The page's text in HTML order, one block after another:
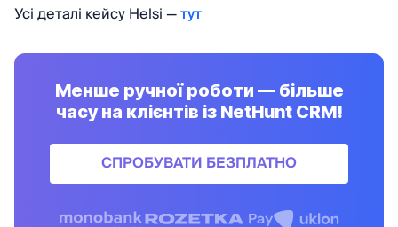
Усі деталі кейсу Helsi —тут
Менше ручної роботи — більше
часу на клієнтів із NetHunt CRM!
СПРОБУВАТИ БЕЗПЛАТНО